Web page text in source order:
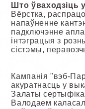
Што ўваходзіць
Вёрстка,
напаўненне
падключэнне
інтэграцыя з
сістэмы,
Кампанія "вэб-
акуратнасць у
Залаты
Валодаем